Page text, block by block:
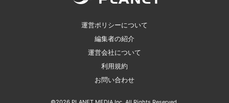
運営ポリシーについて
編集者の紹介
運営会社について
利用規約
お問い合わせ